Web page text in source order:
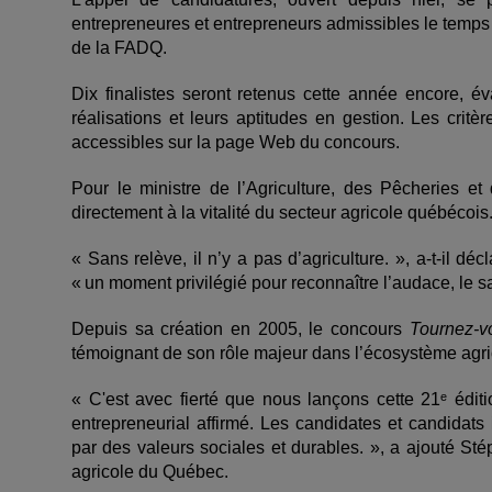
entrepreneures et entrepreneurs admissibles le
de la FADQ.
Dix finalistes seront retenus cette année encore,
réalisations et leurs aptitudes en gestion. Les
accessibles sur la page Web du concours.
Pour le ministre de l’Agriculture, des Pêcheries
directement à la vitalité du secteur agricole québécois.
« Sans relève, il n’y a pas d’agriculture. », a-t-il
« un moment privilégié pour reconnaître l’audace, le
Depuis sa création en 2005, le concours Tournez-
témoignant de son rôle majeur dans l’écosystème
« C'est avec fierté que nous lançons cette 21ᵉ
entrepreneurial affirmé. Les candidates et
par des valeurs sociales et durables. », a ajouté
agricole du Québec.